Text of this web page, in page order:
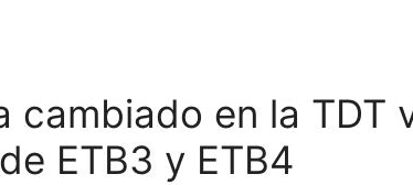
cambiado en la TDT
ETB3 y ETB4